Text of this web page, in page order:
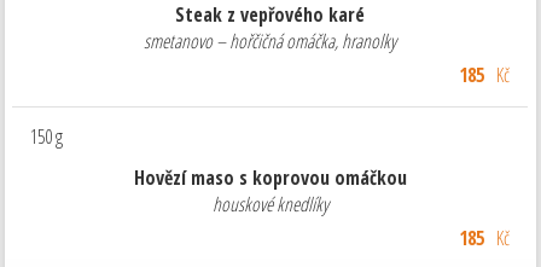
Steak z vepřového karé
smetanovo – hořčičná omáčka, hranolky
185 Kč
150 g
Hovězí maso s koprovou omáčkou
houskové knedlíky
185 Kč